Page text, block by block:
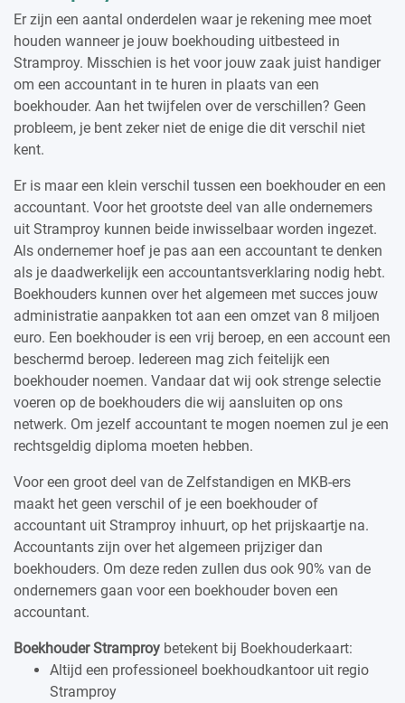
Er zijn een aantal onderdelen waar je rekening mee moet
houden wanneer je jouw boekhouding uitbesteed in
Stramproy. Misschien is het voor jouw zaak juist handiger
om een accountant in te huren in plaats van een
boekhouder. Aan het twijfelen over de verschillen? Geen
probleem, je bent zeker niet de enige die dit verschil niet
kent.
Er is maar een klein verschil tussen een boekhouder en een
accountant. Voor het grootste deel van alle ondernemers
uit Stramproy kunnen beide inwisselbaar worden ingezet.
Als ondernemer hoef je pas aan een accountant te denken
als je daadwerkelijk een accountantsverklaring nodig hebt.
Boekhouders kunnen over het algemeen met succes jouw
administratie aanpakken tot aan een omzet van 8 miljoen
euro. Een boekhouder is een vrij beroep, en een account een
beschermd beroep. Iedereen mag zich feitelijk een
boekhouder noemen. Vandaar dat wij ook strenge selectie
voeren op de boekhouders die wij aansluiten op ons
netwerk. Om jezelf accountant te mogen noemen zul je een
rechtsgeldig diploma moeten hebben.
Voor een groot deel van de Zelfstandigen en MKB-ers
maakt het geen verschil of je een boekhouder of
accountant uit Stramproy inhuurt, op het prijskaartje na.
Accountants zijn over het algemeen prijziger dan
boekhouders. Om deze reden zullen dus ook 90% van de
ondernemers gaan voor een boekhouder boven een
accountant.
Boekhouder Stramproy betekent bij Boekhouderkaart:
Altijd een professioneel boekhoudkantoor uit regio
Stramproy